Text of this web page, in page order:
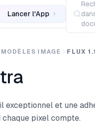
Lancer l'App
MODÈLES IMAGE FLUX
exceptionnel et une
pixel compte.